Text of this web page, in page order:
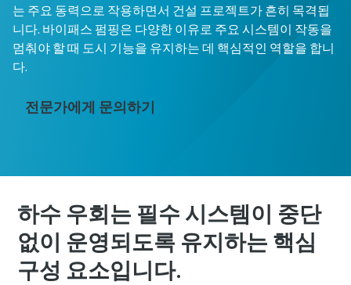
는 주요 동력으로 작용하면서 건설 프로젝트가 흔히 목격됩
니다. 바이패스 펌핑은 다양한 이유로 주요 시스템이 작동을
멈춰야 할 때 도시 기능을 유지하는 데 핵심적인 역할을 합니
다.
전문가에게 문의하기
하수 우회는 필수 시스템이 중단
없이 운영되도록 유지하는 핵심
구성 요소입니다.